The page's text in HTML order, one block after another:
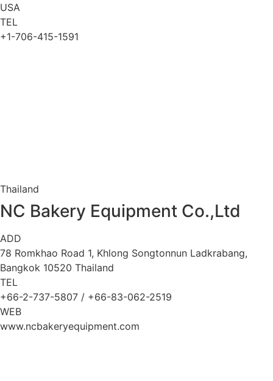
USA
TEL
+1-706-415-1591
Thailand
NC Bakery Equipment Co.,Ltd
ADD
78 Romkhao Road 1, Khlong Songtonnun Ladkrabang,
Bangkok 10520 Thailand
TEL
+66-2-737-5807 / +66-83-062-2519
WEB
www.ncbakeryequipment.com